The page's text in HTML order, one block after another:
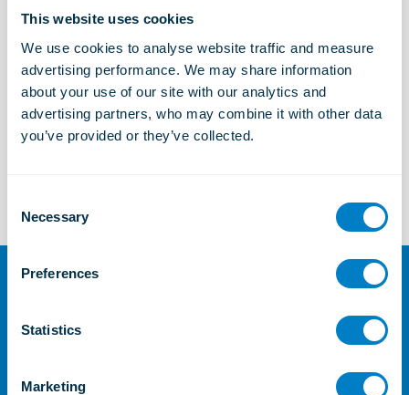
This website uses cookies
We use cookies to analyse website traffic and measure
advertising performance. We may share information
about your use of our site with our analytics and
advertising partners, who may combine it with other data
you’ve provided or they’ve collected.
n
Necessary
Preferences
Statistics
Marketing
Soluciones industriales
Aprender más
Soluciones Marítimas y Offshore
consultas